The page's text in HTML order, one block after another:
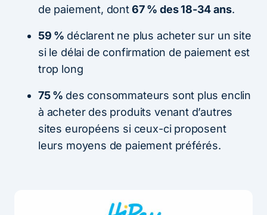
de paiement, dont67 % des 18-34 ans.
59 % déclarent ne plus acheter sur un site
si le délai de confirmation de paiement est
trop long
75 % des consommateurs sont plus enclin
à acheter des produits venant d’autres
sites européens si ceux-ci proposent
leurs moyens de paiement préférés.